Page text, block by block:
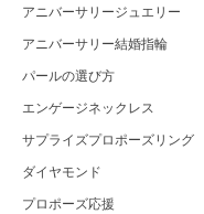
アニバーサリージュエリー
アニバーサリー結婚指輪
パールの選び方
エンゲージネックレス
サプライズプロポーズリング
ダイヤモンド
プロポーズ応援